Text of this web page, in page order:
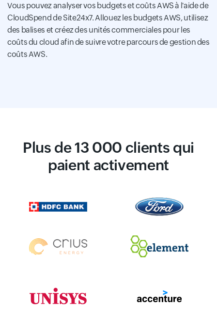
Vous pouvez analyser vos budgets et coûts AWS à l'aide de
CloudSpend de Site24x7. Allouez les budgets AWS, utilisez
des balises et créez des unités commerciales pour les
coûts du cloud afin de suivre votre parcours de gestion des
coûts AWS.
Plus de 13 000 clients qui
paient activement